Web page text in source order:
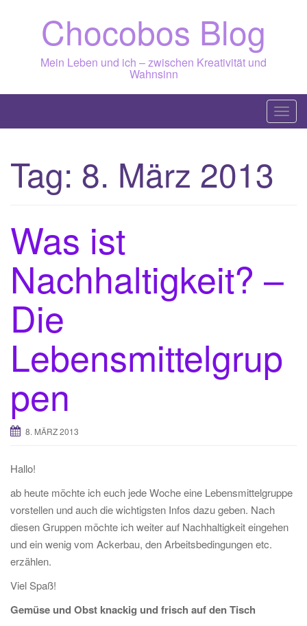
Chocobos Blog
Mein Leben und ich – zwischen Kreativität und
Wahnsinn
T
o
g
o
Tag: 8. März 2013
Was ist
Nachhaltigkeit? –
Die
Lebensmittelgrup
pen
8. MÄRZ 2013
Hallo!
ab heute möchte ich euch jede Woche eine Lebensmittelgruppe
vorstellen und auch die wichtigsten Infos dazu geben. Nach
diesen Gruppen möchte ich weiter auf Nachhaltigkeit eingehen
und ein wenig vom Ackerbau, den Arbeitsbedingungen etc.
erzählen.
Viel Spaß!
Gemüse und Obst knackig und frisch auf den Tisch